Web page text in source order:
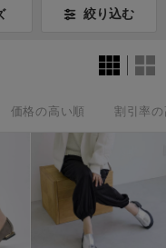
絞り込む
価格の高い順 割引率